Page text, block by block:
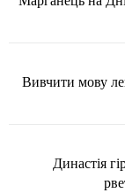
Вивчити мову
Династія